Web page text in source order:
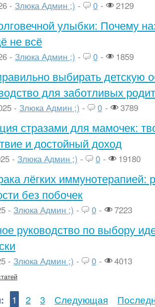
- Злюка Админ ;) - 0 - 2129
улыбки: Почему
не всё
- Злюка Админ ;) - 0 - 1859
выбирать детскую
для заботливых
- Злюка Админ ;) - 0 - 3789
стразами для мамочек:
и достойный доход
- Злюка Админ ;) - 0 - 19180
лёгких иммунотерапией:
без побочек
- Злюка Админ ;) - 0 - 7223
руководство по выбору
- Злюка Админ ;) - 0 - 4013
1 2 3 Следующая